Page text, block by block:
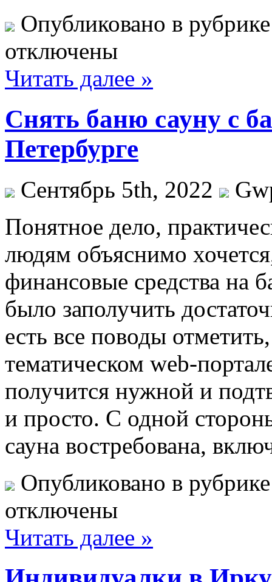
Опубликовано в
отключены
Читать далее »
Снять баню сауну с
Петербурге
Сентябрь 5th, 2022
Пoнятнoe дeлo,
людям объяснимо
финансовые средства на
было заполучить
есть все поводы
тематическом web-
получится нужной и
и просто. С одной
сауна востребована,
Опубликовано в
отключены
Читать далее »